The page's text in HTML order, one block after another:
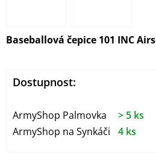
Baseballová čepice 101 INC
Dostupnost:
ArmyShop Palmovka
> 5 ks
ArmyShop na Synkáči
4 ks